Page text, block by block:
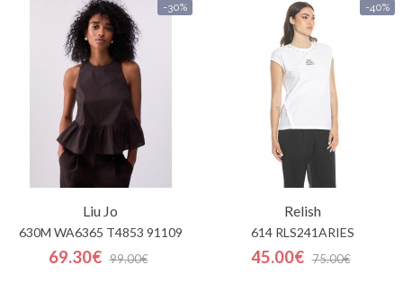
-30%
Liu Jo
630M WA6365 T4853 91109
69.30€ 99.00€
-40%
Relish
614 RLS241ARIES
45.00€ 75.00€